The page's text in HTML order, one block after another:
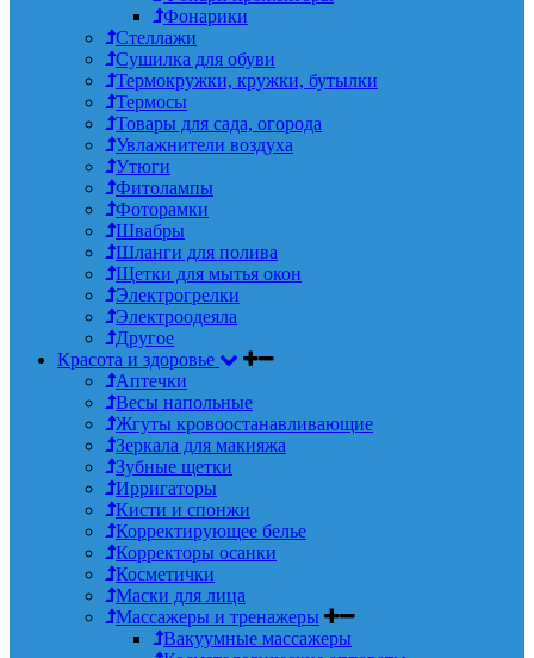
Фонарики
Стеллажи
Сушилка для обуви
Термокружки, кружки, бутылки
Термосы
Товары для сада, огорода
Увлажнители воздуха
Утюги
Фитолампы
Фоторамки
Швабры
Шланги для полива
Щетки для мытья окон
Электрогрелки
Электроодеяла
Другое
Красота и здоровье
Аптечки
Весы напольные
Жгуты кровоостанавливающие
Зеркала для макияжа
Зубные щетки
Ирригаторы
Кисти и спонжи
Корректирующее белье
Корректоры осанки
Косметички
Маски для лица
Массажеры и тренажеры
Вакуумные массажеры